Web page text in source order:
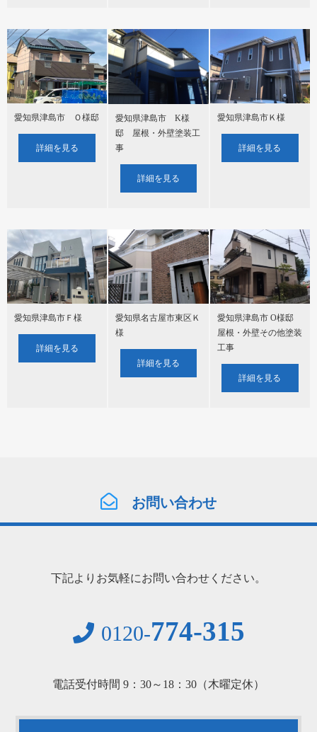
愛知県津島市 Ｏ様邸
詳細を見る
愛知県津島市 K様
邸 屋根・外壁塗装工
事
詳細を見る
愛知県津島市Ｋ様
詳細を見る
愛知県津島市Ｆ様
詳細を見る
愛知県名古屋市東区Ｋ
様
詳細を見る
愛知県津島市 O様邸
屋根・外壁その他塗装
工事
詳細を見る
お問い合わせ
下記よりお気軽にお問い合わせください。
0120-774-315
電話受付時間 9：30～18：30（木曜定休）